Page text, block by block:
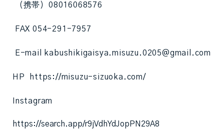
（携帯）08016068576
FAX 054-291-7957
E-mail kabushikigaisya.misuzu.0205@gmail.com
HP https://misuzu-sizuoka.com/
Instagram
https://search.app/r9jVdhYdJopPN29A8